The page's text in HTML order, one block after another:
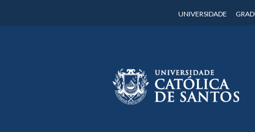
UNIVERSIDADE